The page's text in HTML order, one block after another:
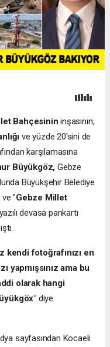
Bahçesinin inşasının,
ve yüzde 20'sini de
karşılamasına
Büyükgöz, Gebze
Büyükşehir Belediye
ve "Gebze Millet
devasa pankartı
kendi fotoğrafınızı en
yapmışsınız ama bu
olarak hangi
diye
sayfasından Kocaeli